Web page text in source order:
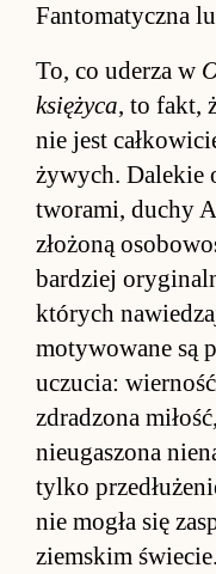
Fantomatyczna
To, co ude­rza w
księ­życa, to fakt,
nie jest
żywych.
tworami, du­chy
zło­żoną
bar­dziej
których
mo­ty­wowane są
uczucia:
zdradzona
nie­uga­szona
tylko
nie mo­gła się
ziem­skim